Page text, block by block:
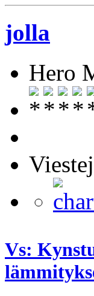
jolla
Hero
Vs: